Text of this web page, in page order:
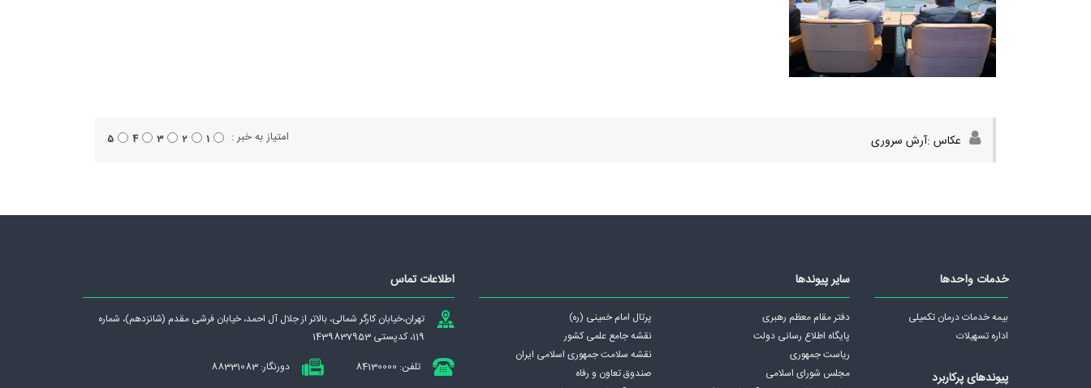
عکاس :آرش سروری امتیاز به خبر : 1
2
3
4
5
خدمات واحدها
بیمه خدمات درمان تکمیلی
اداره تسهیلات
پیوندهای پرکاربرد
سایر پیوندها
دفتر مقام معظم رهبری
پايگاه اطلاع رسانی دولت
ریاست جمهوری
مجلس شورای اسلامی
پرتال امام خمینی (ره)
نقشه جامع علمی كشور
نقشه سلامت جمهوری اسلامی ايران
صندوق تعاون و رفاه
اطلاعات تماس
تهران،‌خيابان كارگر شمالی، بالاتر از جلال آل احمد، خيابان فرشی مقدم (شانزدهم)، شماره
119، کدپستی 1439837953
تلفن: 84130000
دورنگار: 88331083